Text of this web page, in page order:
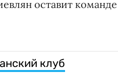
оставит команде
клуб